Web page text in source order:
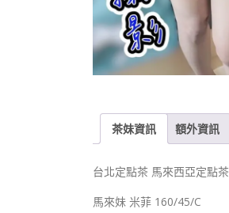
茶妹資訊 額外資訊
台北定點茶 馬來西亞定點茶
馬來妹 米菲 160/45/C